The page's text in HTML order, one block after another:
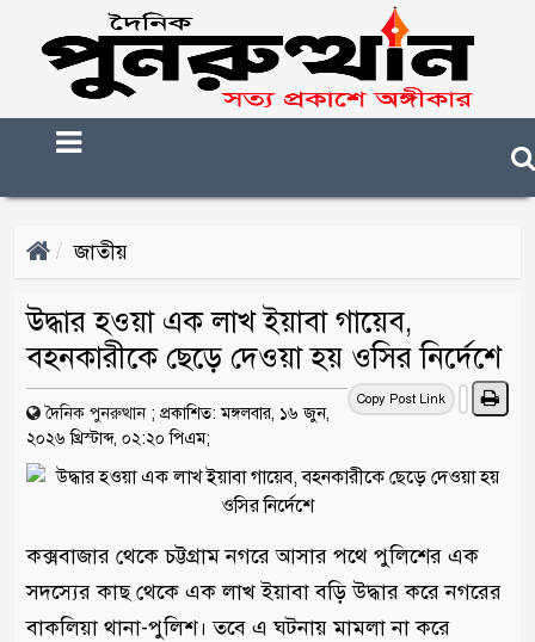
জাতীয়
উদ্ধার হওয়া এক লাখ ইয়াবা গায়েব,
বহনকারীকে ছেড়ে দেওয়া হয় ওসির নির্দেশে
Copy Post Link
দৈনিক পুনরুত্থান ; প্রকাশিত: মঙ্গলবার, ১৬ জুন,
২০২৬ খ্রিস্টাব্দ, ০২:২০ পিএম;
কক্সবাজার থেকে চট্টগ্রাম নগরে আসার পথে পুলিশের এক
সদস্যের কাছ থেকে এক লাখ ইয়াবা বড়ি উদ্ধার করে নগরের
বাকলিয়া থানা-পুলিশ। তবে এ ঘটনায় মামলা না করে